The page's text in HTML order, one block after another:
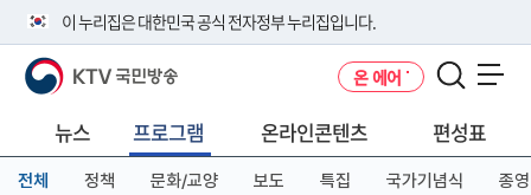
이 누리집은 대한민국 공식 전자정부 누리집입니다.
공식 누리집 주소 확인하기
니다.
이밖에 or.kr 또는 .kr등 다른 도메인 주소를 사용하고 있다면 아래 URL에
서 도메인 주소를 확인해 보세요
KTV 국민방송 온 에어
뉴스 프로그램 온라인콘텐츠 편성표
전체 정책 문화/교양 보도 특집 국가기념식 종영